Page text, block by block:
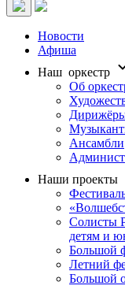
Новости
Афиша
Наш оркестр
Об
Ансамбли
Наши проекты
Солисты
детям и
Большой
Летний
Большой